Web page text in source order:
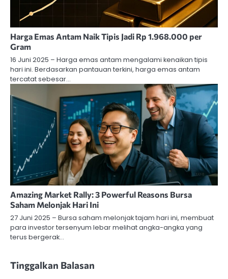
Harga Emas Antam Naik Tipis Jadi Rp 1.968.000 per
Gram
16 Juni 2025 – Harga emas antam mengalami kenaikan tipis
hari ini. Berdasarkan pantauan terkini, harga emas antam
tercatat sebesar…
Amazing Market Rally: 3 Powerful Reasons Bursa
Saham Melonjak Hari Ini
27 Juni 2025 – Bursa saham melonjak tajam hari ini, membuat
para investor tersenyum lebar melihat angka-angka yang
terus bergerak…
Tinggalkan Balasan